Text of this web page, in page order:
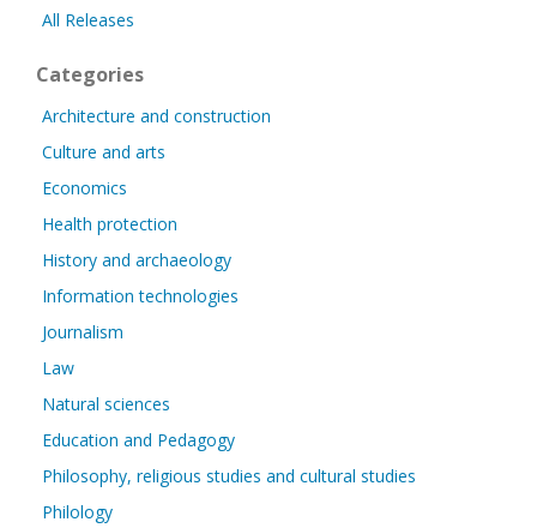
All Releases
Categories
Architecture and construction
Culture and arts
Economics
Health protection
History and archaeology
Information technologies
Journalism
Law
Natural sciences
Education and Pedagogy
Philosophy, religious studies and cultural studies
Philology